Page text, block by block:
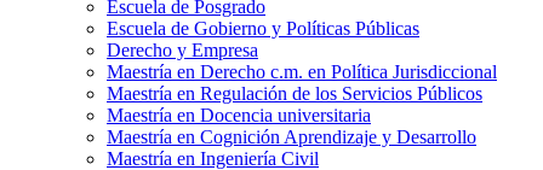
Escuela de Posgrado
Escuela de Gobierno y Políticas Públicas
Derecho y Empresa
Maestría en Derecho c.m. en Política Jurisdiccional
Maestría en Regulación de los Servicios Públicos
Maestría en Docencia universitaria
Maestría en Cognición Aprendizaje y Desarrollo
Maestría en Ingeniería Civil